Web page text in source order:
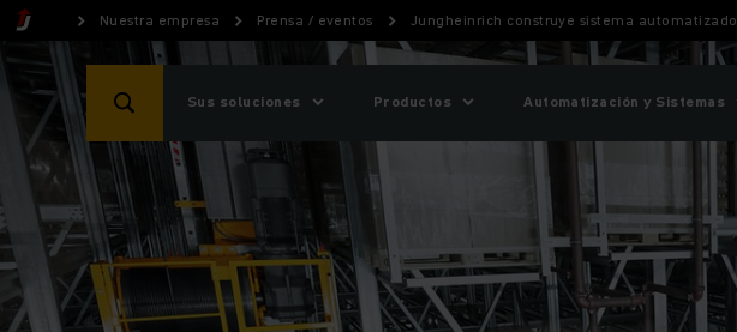
Nuestra empresa Prensa / eventos Jungheinrich construye sistema automatizado
Sus soluciones Productos Automatización y Sistemas